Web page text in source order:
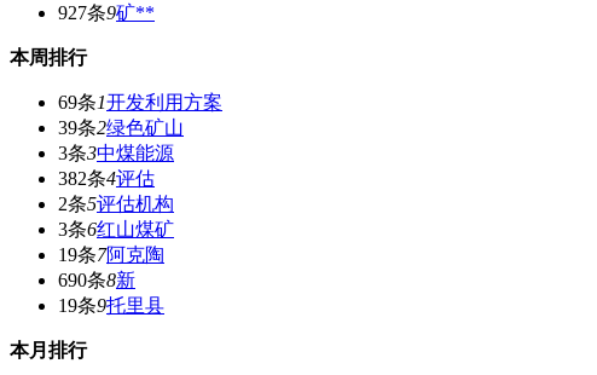
927条9矿**
本周排行
69条1开发利用方案
39条2绿色矿山
3条3中煤能源
382条4评估
2条5评估机构
3条6红山煤矿
19条7阿克陶
690条8新
19条9托里县
本月排行